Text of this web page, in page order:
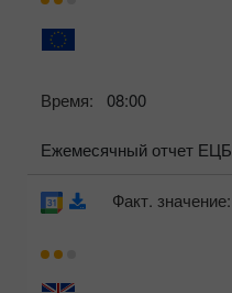
Время: 08:00
Ежемесячный отчет ЕЦБ
Факт. значение: